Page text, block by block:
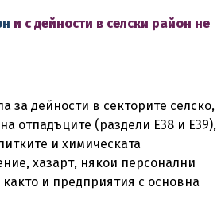
и с дейности в селски район не
за дейности в секторите селско,
отпадъците (раздели Е38 и Е39),
и химическата
хазарт, някои персонални
и предприятия с основна